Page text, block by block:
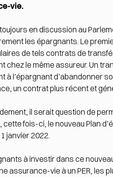
vie.
en discussion au
les épargnants. Le
de tels contrats de
chez le même assureur. Un
à l’épargnant d’abandonner
un contrat plus récent et
il serait question de
fois-ci, le nouveau Plan
janvier 2022.
à investir dans ce
assurance-vie à un PER, les